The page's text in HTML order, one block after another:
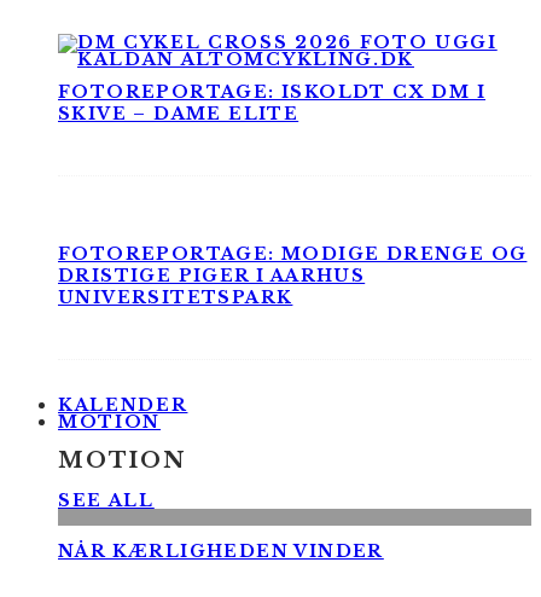
FOTOREPORTAGE: ISKOLDT CX DM I
SKIVE – DAME ELITE
FOTOREPORTAGE: MODIGE DRENGE OG
DRISTIGE PIGER I AARHUS
UNIVERSITETSPARK
KALENDER
MOTION
MOTION
SEE ALL
NÅR KÆRLIGHEDEN VINDER